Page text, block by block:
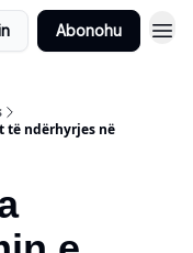
Abonohu
të ndërhyrjes në